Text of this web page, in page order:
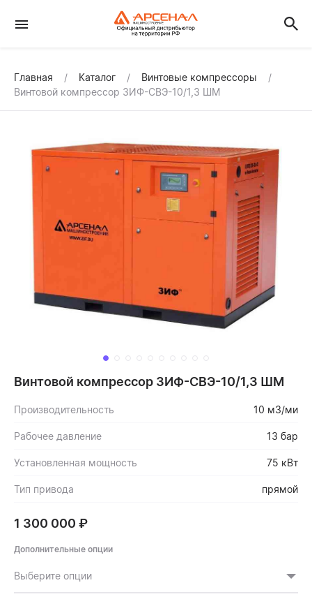
Главная Каталог
Винтовые компрессоры
Винтовой компрессор ЗИФ-СВЭ-10/1,3 ШМ
Винтовой компрессор ЗИФ-СВЭ-10/1,3 ШМ
Производительность 10 м3/ми
Рабочее давление 13 бар
Установленная мощность 75 кВт
Тип привода прямой
1 300 000 ₽
Дополнительные опции
Выберите опции